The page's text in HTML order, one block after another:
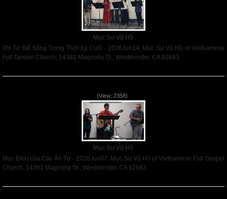
Mục Sư Vũ Hồ
Ơn Tứ Để Sống Trong Thời Kỳ Cuối - 2026Jun14, Mục Sư Vũ Hồ of Vietnamese
Full Gospel Church, 14381 Magnolia St., Westminster, CA 92683
(View: 2358)
Mục Sư Vũ Hồ
Mục Đích của Các Ân Tứ - 2026Jun07, Mục Sư Vũ Hồ of Vietnamese Full Gospel
Church, 14381 Magnolia St., Westminster, CA 92683